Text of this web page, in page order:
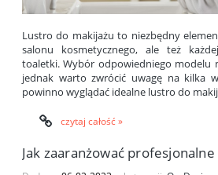
Lustro do makijażu to niezbędny
salonu kosmetycznego, ale też
toaletki. Wybór odpowiedniego modelu
jednak warto zwrócić uwagę na kilka
powinno wyglądać idealne lustro do
czytaj całość »
Jak zaaranżować